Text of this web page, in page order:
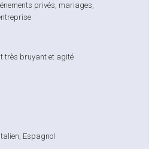
privés, mariages,
très bruyant et agité
Espagnol